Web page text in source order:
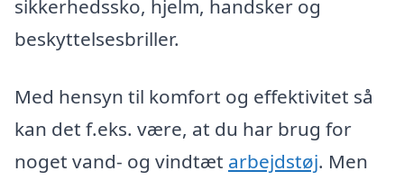
sikkerhedssko, hjelm, handsker og
beskyttelsesbriller.
Med hensyn til komfort og effektivitet så
kan det f.eks. være, at du har brug for
noget vand- og vindtæt arbejdstøj. Men